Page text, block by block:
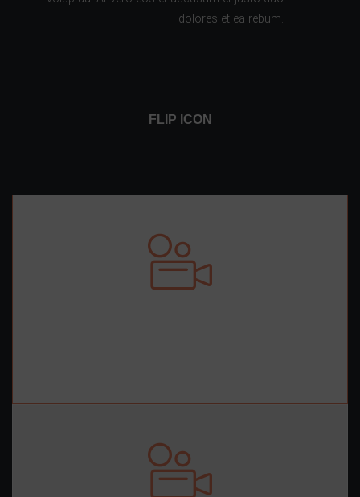
dolores et ea rebum.
FLIP ICON